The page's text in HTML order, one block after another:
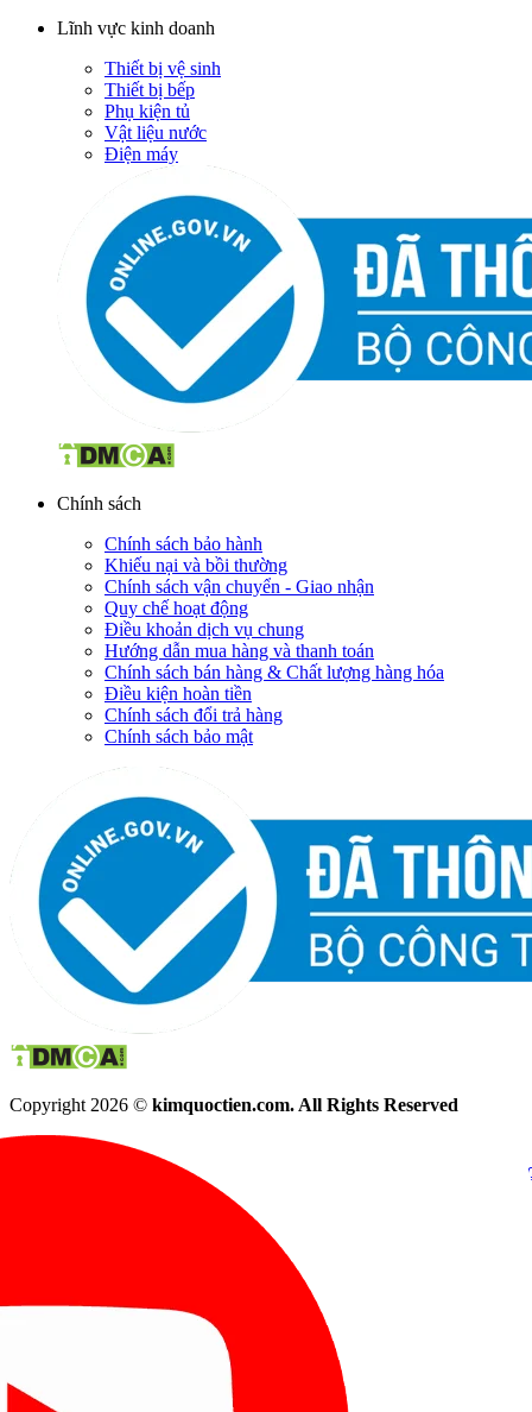
Lĩnh vực kinh doanh
Thiết bị vệ sinh
Thiết bị bếp
Phụ kiện tủ
Vật liệu nước
Điện máy
Chính sách
Chính sách bảo hành
Khiếu nại và bồi thường
Chính sách vận chuyển - Giao nhận
Quy chế hoạt động
Điều khoản dịch vụ chung
Hướng dẫn mua hàng và thanh toán
Chính sách bán hàng & Chất lượng hàng hóa
Điều kiện hoàn tiền
Chính sách đổi trả hàng
Chính sách bảo mật
Copyright 2026 © kimquoctien.com. All Rights Reserved
(8h00 - 21h30)
(8h00 -